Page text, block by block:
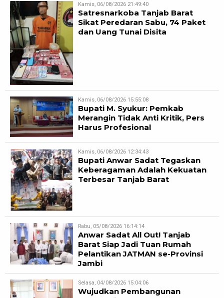
Kamis, 06/08/2026 21:49:40
Satresnarkoba Tanjab Barat
Sikat Peredaran Sabu, 74 Paket
dan Uang Tunai Disita
Kamis, 06/08/2026 15:55:08
Bupati M. Syukur: Pemkab
Merangin Tidak Anti Kritik, Pers
Harus Profesional
Kamis, 06/08/2026 12:34:43
Bupati Anwar Sadat Tegaskan
Keberagaman Adalah Kekuatan
Terbesar Tanjab Barat
Rabu, 05/08/2026 16:14:14
Anwar Sadat All Out! Tanjab
Barat Siap Jadi Tuan Rumah
Pelantikan JATMAN se-Provinsi
Jambi
Selasa, 04/08/2026 15:04:06
Wujudkan Pembangunan